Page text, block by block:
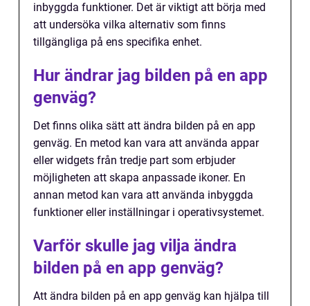
inbyggda funktioner. Det är viktigt att börja med
att undersöka vilka alternativ som finns
tillgängliga på ens specifika enhet.
Hur ändrar jag bilden på en app
genväg?
Det finns olika sätt att ändra bilden på en app
genväg. En metod kan vara att använda appar
eller widgets från tredje part som erbjuder
möjligheten att skapa anpassade ikoner. En
annan metod kan vara att använda inbyggda
funktioner eller inställningar i operativsystemet.
Varför skulle jag vilja ändra
bilden på en app genväg?
Att ändra bilden på en app genväg kan hjälpa till